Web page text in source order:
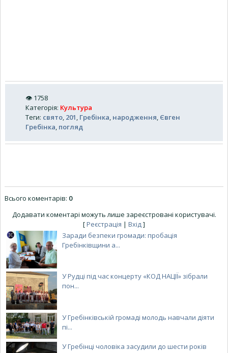
👁 1758
Категорія: Культура
Теги: свято 201 Гребінка народження Євген
Гребінка погляд
Всього коментарів: 0
Додавати коментарі можуть лише зареєстровані користувачі.
[Реєстрація | Вхід ]
Заради безпеки громади: пробація
Гребінківщини а...
У Рудці під час концерту «КОД НАЦІЇ» зібрали
пон...
У Гребінківській громаді молодь навчали діяти
пі...
У Гребінці чоловіка засудили до шести років